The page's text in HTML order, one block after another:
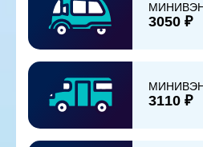
3050 ₽
3110 ₽